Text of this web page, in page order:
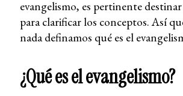
evangelismo, es pertinente
para clarificar los conceptos. Así
nada definamos qué es el
¿Qué es el evangelismo?